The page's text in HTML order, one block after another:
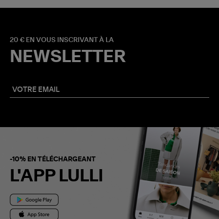
20 € EN VOUS INSCRIVANT À LA
NEWSLETTER
-10% EN TÉLÉCHARGEANT
L'APP LULLI